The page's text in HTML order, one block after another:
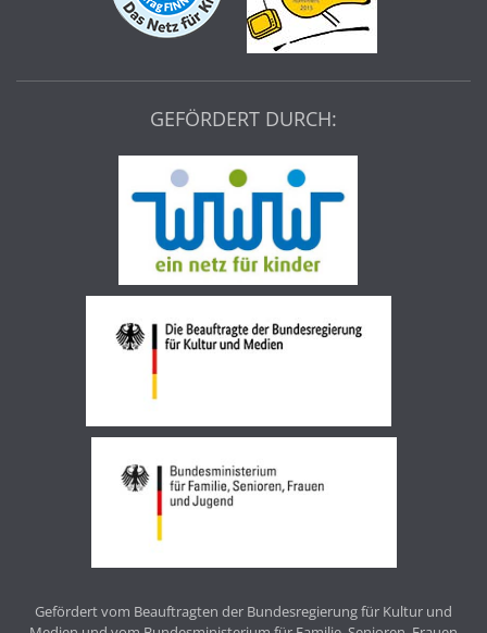
GEFÖRDERT DURCH:
Gefördert vom Beauftragten der Bundesregierung für Kultur und